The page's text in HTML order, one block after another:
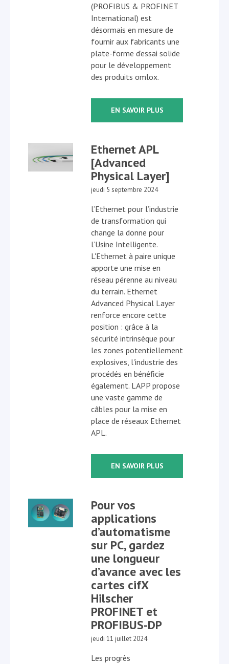
(PROFIBUS & PROFINET
International) est
désormais en mesure de
fournir aux fabricants une
plate-forme d’essai solide
pour le développement
des produits omlox.
EN SAVOIR PLUS
Ethernet APL
[Advanced
Physical Layer]
jeudi 5 septembre 2024
l’Ethernet pour l’industrie
de transformation qui
change la donne pour
l’Usine Intelligente.
L'Ethernet à paire unique
apporte une mise en
réseau pérenne au niveau
du terrain. Ethernet
Advanced Physical Layer
renforce encore cette
position : grâce à la
sécurité intrinsèque pour
les zones potentiellement
explosives, l'industrie des
procédés en bénéficie
également. LAPP propose
une vaste gamme de
câbles pour la mise en
place de réseaux Ethernet
APL.
EN SAVOIR PLUS
Pour vos
applications
d’automatisme
sur PC, gardez
une longueur
d’avance avec les
cartes cifX
Hilscher
PROFINET et
PROFIBUS-DP
jeudi 11 juillet 2024
Les progrès